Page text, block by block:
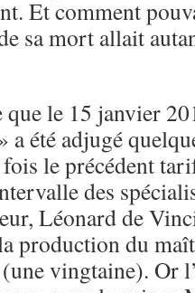
Et comment
sa mort allait
que le 15 janvier
été adjugé
le précédent
des
Léonard de
production du
vingtaine). Or